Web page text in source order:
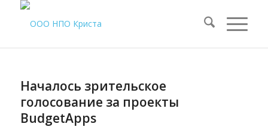
Началось зрительское
голосование за проекты
BudgetApps